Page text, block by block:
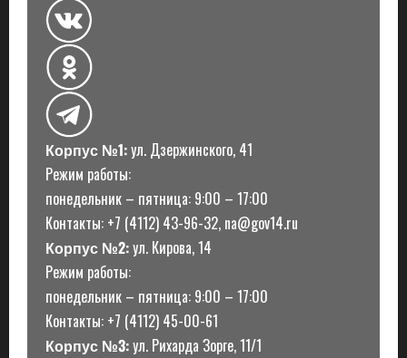
Корпус №1:ул. Дзержинского, 41
Режим работы:
понедельник – пятница: 9:00 – 17:00
Контакты: +7 (4112) 43-96-32, na@gov14.ru
Корпус №2:ул. Кирова, 14
Режим работы:
понедельник – пятница: 9:00 – 17:00
Контакты: +7 (4112) 45-00-61
Корпус №3:ул. Рихарда Зорге, 11/1